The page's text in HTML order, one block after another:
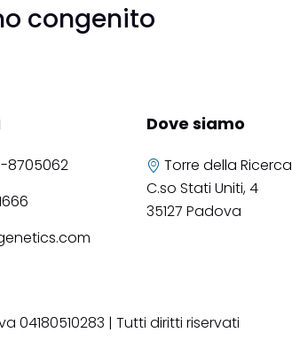
congenito
8705062
Dove siamo
Torre della Ricerca
C.so Stati Uniti, 4
35127 Padova
04180510283 | Tutti diritti riservati